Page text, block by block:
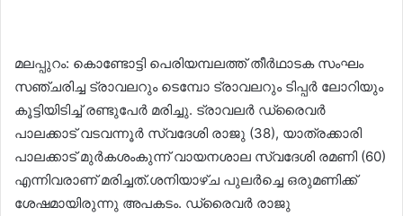
മലപ്പുറം: കൊണ്ടോട്ടി പെരിയമ്പലത്ത് തീർഥാടക സംഘം
സഞ്ചരിച്ച ട്രാവലറും ടെമ്പോ ട്രാവലറും ടിപ്പർ ലോറിയും
കൂട്ടിയിടിച്ച് രണ്ടുപേർ മരിച്ചു. ട്രാവലർ ഡ്രൈവ‍ർ
പാലക്കാട് വടവന്നൂർ സ്വദേശി രാജു (38), യാത്രക്കാരി
പാലക്കാട് മുർകശംകുന്ന് വായനശാല സ്വദേശി രമണി (60)
എന്നിവരാണ് മരിച്ചത്.ശനിയാഴ്ച പുലർച്ചെ ഒരുമണിക്ക്
ശേഷമായിരുന്നു അപകടം. ഡ്രൈവർ രാജു